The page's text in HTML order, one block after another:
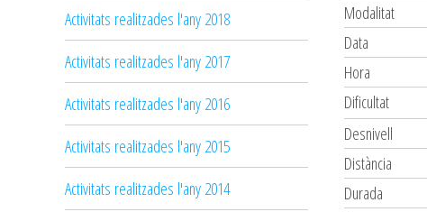
Activitats realitzades l'any 2018
Activitats realitzades l'any 2017
Activitats realitzades l'any 2016
Activitats realitzades l'any 2015
Activitats realitzades l'any 2014
Modalitat
Data
Hora
Dificultat
Desnivell
Distància
Durada